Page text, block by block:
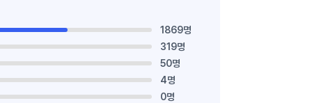
1869명
319명
50명
4명
0명